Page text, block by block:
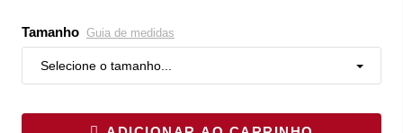
Tamanho Guia de medidas
Selecione o tamanho...